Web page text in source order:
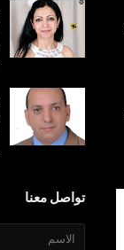
تواصل معنا